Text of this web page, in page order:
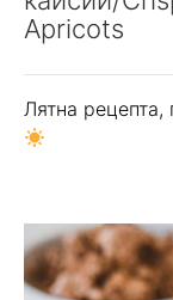
Apricots
Лятна рецепта,